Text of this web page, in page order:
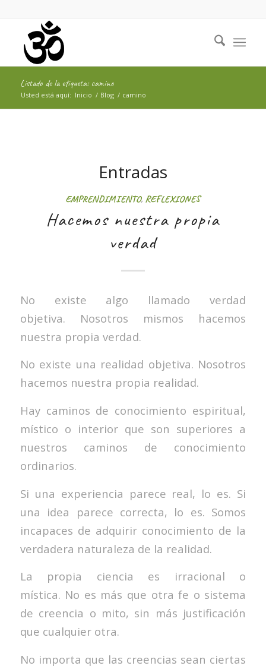
Listado de la etiqueta: camino
Usted está aquí: Inicio / Blog / camino
Entradas
EMPRENDIMIENTO, REFLEXIONES
Hacemos nuestra propia
verdad
No existe algo llamado verdad
objetiva. Nosotros mismos hacemos
nuestra propia verdad.
No existe una realidad objetiva. Nosotros
hacemos nuestra propia realidad.
Hay caminos de conocimiento espiritual,
místico o interior que son superiores a
nuestros caminos de conocimiento
ordinarios.
Si una experiencia parece real, lo es. Si
una idea parece correcta, lo es. Somos
incapaces de adquirir conocimiento de la
verdadera naturaleza de la realidad.
La propia ciencia es irracional o
mística. No es más que otra fe o sistema
de creencia o mito, sin más justificación
que cualquier otra.
No importa que las creencias sean ciertas